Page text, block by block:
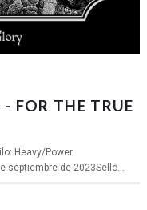
- FOR THE TRUE
Heavy/Power
septiembre de 2023Sello...